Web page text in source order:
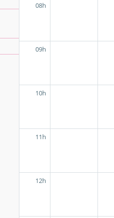
08h
09h
10h
11h
12h